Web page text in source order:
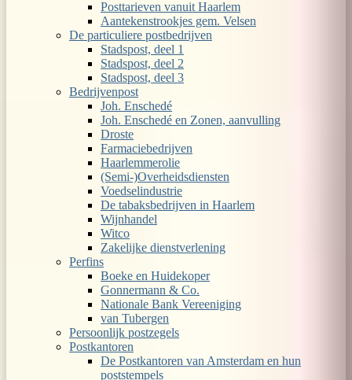
Posttarieven vanuit Haarlem
Aantekenstrookjes gem. Velsen
De particuliere postbedrijven
Stadspost, deel 1
Stadspost, deel 2
Stadspost, deel 3
Bedrijvenpost
Joh. Enschedé
Joh. Enschedé en Zonen, aanvulling
Droste
Farmaciebedrijven
Haarlemmerolie
(Semi-)Overheidsdiensten
Voedselindustrie
De tabaksbedrijven in Haarlem
Wijnhandel
Witco
Zakelijke dienstverlening
Perfins
Boeke en Huidekoper
Gonnermann & Co.
Nationale Bank Vereeniging
van Tubergen
Persoonlijk postzegels
Postkantoren
De Postkantoren van Amsterdam en hun
poststempels